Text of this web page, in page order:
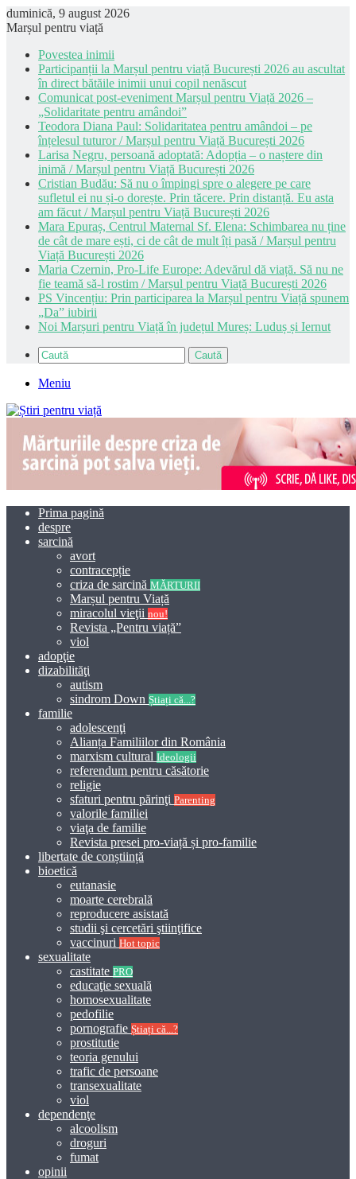
duminică, 9 august 2026
Marșul pentru viață
Povestea inimii
Participanții la Marșul pentru viață București 2026 au ascultat
în direct bătăile inimii unui copil nenăscut
Comunicat post-eveniment Marșul pentru Viață 2026 –
„Solidaritate pentru amândoi”
Teodora Diana Paul: Solidaritatea pentru amândoi – pe
înțelesul tuturor / Marșul pentru Viață București 2026
Larisa Negru, persoană adoptată: Adopția – o naștere din
inimă / Marșul pentru Viață București 2026
Cristian Budău: Să nu o împingi spre o alegere pe care
sufletul ei nu și-o dorește. Prin tăcere. Prin distanță. Eu asta
am făcut / Marșul pentru Viață București 2026
Mara Epuraș, Centrul Maternal Sf. Elena: Schimbarea nu ține
de cât de mare ești, ci de cât de mult îți pasă / Marșul pentru
Viață București 2026
Maria Czernin, Pro-Life Europe: Adevărul dă viață. Să nu ne
fie teamă să-l rostim / Marșul pentru Viață București 2026
PS Vincențiu: Prin participarea la Marșul pentru Viață spunem
„Da” iubirii
Noi Marșuri pentru Viață în județul Mureș: Luduș și Iernut
Caută
Meniu
Prima pagină
despre
sarcină
avort
contracepție
criza de sarcină MĂRTURII
Marșul pentru Viață
miracolul vieţii nou!
Revista „Pentru viață”
viol
adopţie
dizabilităţi
autism
sindrom Down Știați că...?
familie
adolescenţi
Alianța Familiilor din România
marxism cultural Ideologii
referendum pentru căsătorie
religie
sfaturi pentru părinţi Parenting
valorile familiei
viaţa de familie
Revista presei pro-viață și pro-familie
libertate de conștiință
bioetică
eutanasie
moarte cerebrală
reproducere asistată
studii şi cercetări ştiinţifice
vaccinuri Hot topic
sexualitate
castitate PRO
educaţie sexuală
homosexualitate
pedofilie
pornografie Știați că...?
prostitutie
teoria genului
trafic de persoane
transexualitate
viol
dependenţe
alcoolism
droguri
fumat
opinii